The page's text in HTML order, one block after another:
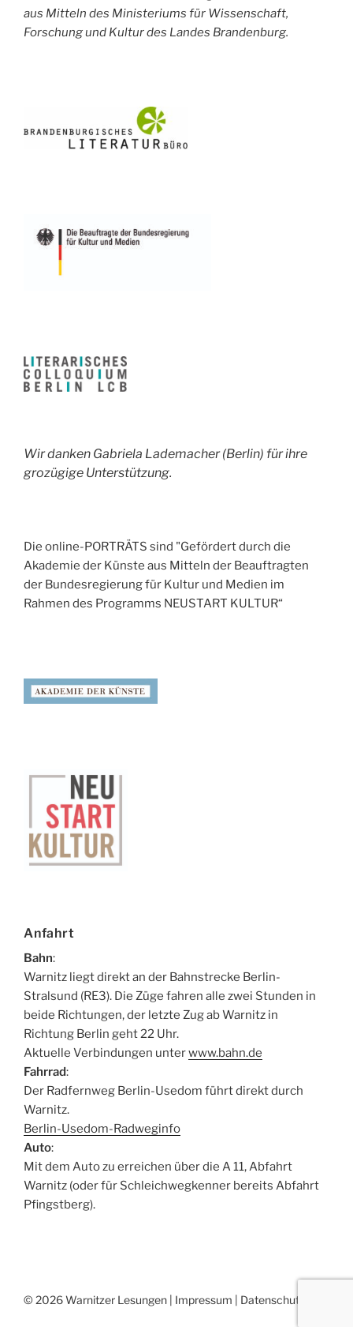
aus Mitteln des Ministeriums für Wissenschaft,
Forschung und Kultur des Landes Brandenburg.
Wir danken Gabriela Lademacher (Berlin) für ihre
grozügige Unterstützung.
Die online-PORTRÄTS sind "Gefördert durch die
Akademie der Künste aus Mitteln der Beauftragten
der Bundesregierung für Kultur und Medien im
Rahmen des Programms NEUSTART KULTUR“
Anfahrt
Bahn:
Warnitz liegt direkt an der Bahnstrecke Berlin-
Stralsund (RE3). Die Züge fahren alle zwei Stunden in
beide Richtungen, der letzte Zug ab Warnitz in
Richtung Berlin geht 22 Uhr.
Aktuelle Verbindungen unterwww.bahn.de
Fahrrad:
Der Radfernweg Berlin-Usedom führt direkt durch
Warnitz.
Berlin-Usedom-Radweginfo
Auto:
Mit dem Auto zu erreichen über die A 11, Abfahrt
Warnitz (oder für Schleichwegkenner bereits Abfahrt
Pfingstberg).
© 2026 Warnitzer Lesungen | Impressum Datenschutz